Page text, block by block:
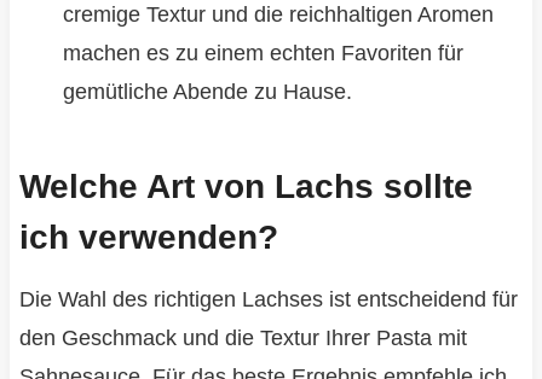
cremige Textur und die reichhaltigen Aromen
machen es zu einem echten Favoriten für
gemütliche Abende zu Hause.
Welche Art von Lachs sollte
ich verwenden?
Die Wahl des richtigen Lachses ist entscheidend für
den Geschmack und die Textur Ihrer Pasta mit